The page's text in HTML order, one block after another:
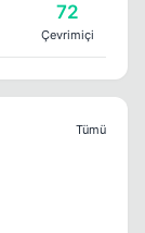
72
Çevrimiçi
Tümü